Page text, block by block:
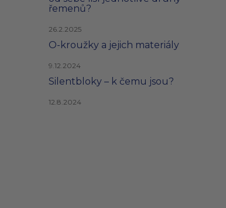
řemenů?
26.2.2025
O-kroužky a jejich materiály
9.12.2024
Silentbloky – k čemu jsou?
12.8.2024